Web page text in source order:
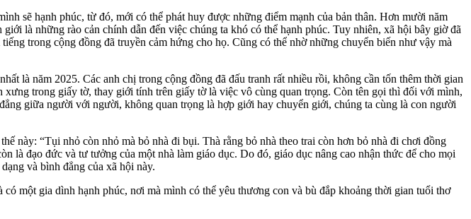
sẽ hạnh phúc, từ đó, mới có thể phát huy được những điểm mạnh của bản thân. Hơn mười năm
là những rào cản chính dẫn đến việc chúng ta khó có thể hạnh phúc. Tuy nhiên, xã hội bây giờ đã
trong cộng đồng đã truyền cảm hứng cho họ. Cũng có thể nhờ những chuyển biến như vậy mà
là năm 2025. Các anh chị trong cộng đồng đã đấu tranh rất nhiều rồi, không cần tốn thêm thời gian
trong giấy tờ, thay giới tính trên giấy tờ là việc vô cùng quan trọng. Còn tên gọi thì đối với mình,
giữa người với người, không quan trọng là hợp giới hay chuyển giới, chúng ta cùng là con người
này: “Tụi nhỏ còn nhỏ mà bỏ nhà đi bụi. Thà rằng bỏ nhà theo trai còn hơn bỏ nhà đi chơi đồng
đạo đức và tư tưởng của một nhà làm giáo dục. Do đó, giáo dục nâng cao nhận thức để cho mọi
và bình đẳng của xã hội này.
một gia dình hạnh phúc, nơi mà mình có thể yêu thương con và bù đắp khoảng thời gian tuổi thơ